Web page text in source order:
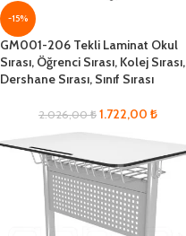
-15%
GM001-206 Tekli Laminat Okul
Sırası, Öğrenci Sırası, Kolej Sırası,
Dershane Sırası, Sınıf Sırası
2.026,00₺ 1.722,00 ₺